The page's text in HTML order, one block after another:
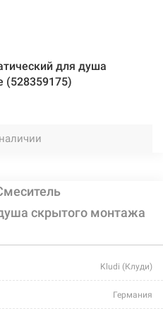
для душа
(528359175)
скрытого монтажа
Kludi (Клуди)
Германия